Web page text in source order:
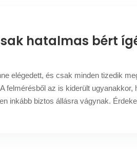
hatalmas bért
elégedett, és csak minden tizedik
felmérésből az is kiderült
inkább biztos állásra vágynak.